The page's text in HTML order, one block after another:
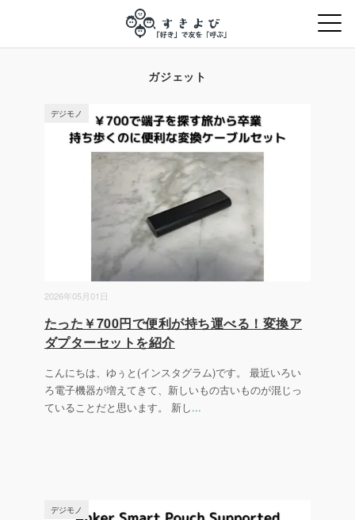
ガジェット
2026年05月01日
デジモノ
たった￥700円で便利が持ち運べる！変換ア
ダプターセットを紹介
こんにちは、ゆぅと(インスタグラム)です。 最近いろい
ろ電子機器が増えてきて、新しいもの古いものが混じっ
ていることだと思います。 新し...
デジモノ